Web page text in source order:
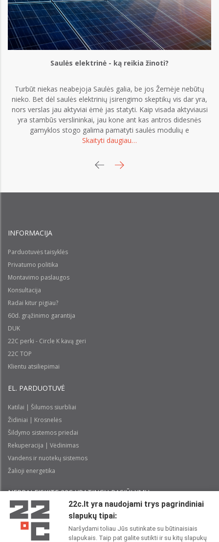
Saulės elektrinė - ką reikia žinoti?
Turbūt niekas neabejoja Saulės galia, be jos Žemėje nebūtų
nieko. Bet dėl saulės elektrinių įsirengimo skeptikų vis dar yra,
nors verslas jau aktyviai ėmė jas statyti. Kaip visada aktyviausi
yra stambūs verslininkai, jau kone ant kas antros didesnės
gamyklos stogo galima pamatyti saulės modulių e
Skaityti daugiau…
INFORMACIJA
Parduotuvės taisyklės
Privatumo politika
Montavimo paslaugos
Konsultacija
Radai kitur pigiau?
60d. grąžinimo garantija
DUK
22C perki - Circle K kavą geri
22C TOP
Klientu atsiliepimai
EL. PARDUOTUVĖ
Katilai | Šilumos siurbliai
Židiniai | Krosnelės
Šildymo sistemos priedai
Rekuperacija | Vėdinimas
Vandens ir nuotekų sistemos
Žalioji energetika
NEPRALEISKITE 22С YPATINGŲ PASIŪLYMŲ:
Perskaičiau ir sutinku su 22CPrivatumo politika
22c.lt yra naudojami trys pagrindiniai
slapukų tipai:
Naršydami toliau Jūs sutinkate su būtinaisiais
slapukais. Taip pat galite sutikti ir su kitų slapukų